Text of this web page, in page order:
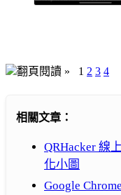
翻頁閱讀 » 1 2 3 4
相關文章：
QRHacker 線
化小圖
Google